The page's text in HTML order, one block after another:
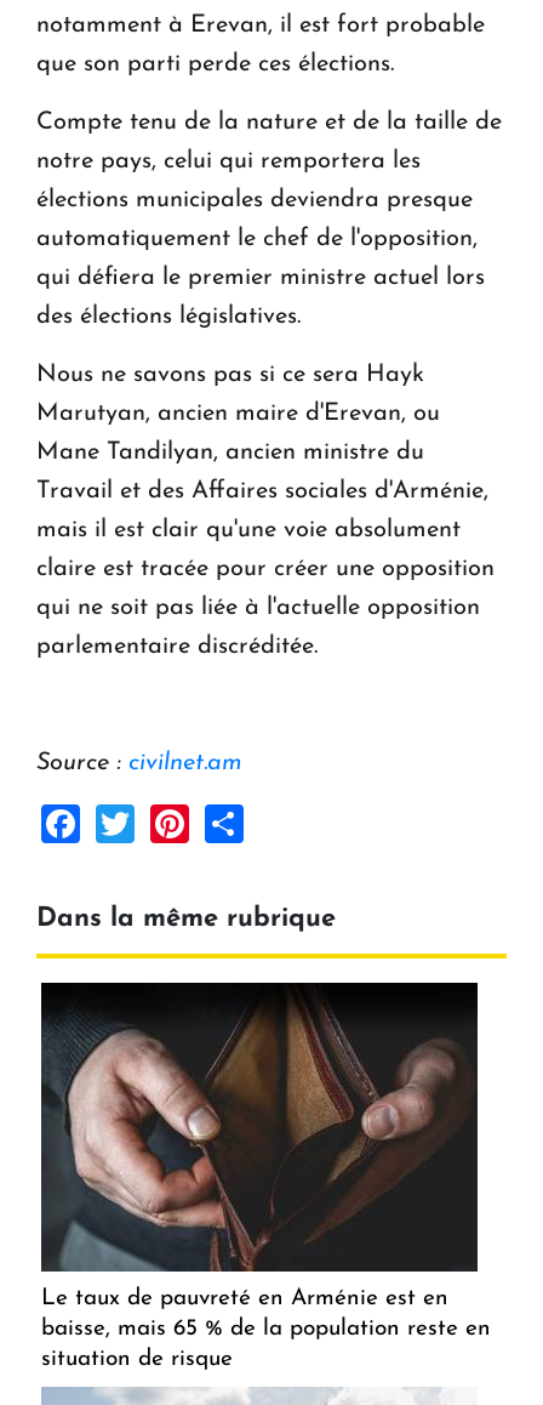
notamment à Erevan, il est fort probable
que son parti perde ces élections.
Compte tenu de la nature et de la taille de
notre pays, celui qui remportera les
élections municipales deviendra presque
automatiquement le chef de l'opposition,
qui défiera le premier ministre actuel lors
des élections législatives.
Nous ne savons pas si ce sera Hayk
Marutyan, ancien maire d'Erevan, ou
Mane Tandilyan, ancien ministre du
Travail et des Affaires sociales d'Arménie,
mais il est clair qu'une voie absolument
claire est tracée pour créer une opposition
qui ne soit pas liée à l'actuelle opposition
parlementaire discréditée.
Source : civilnet.am
Facebook
TwitterPinterest
Dans la même rubrique
Le taux de pauvreté en Arménie est en
baisse, mais 65 % de la population reste en
situation de risque